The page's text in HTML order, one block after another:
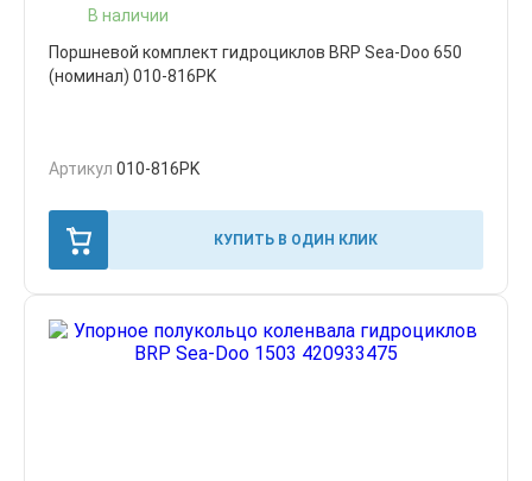
В наличии
Поршневой комплект гидроциклов BRP Sea-Doo 650
(номинал) 010-816PK
Артикул 010-816PK
КУПИТЬ В ОДИН КЛИК